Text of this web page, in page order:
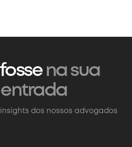
na sua
dos nossos advogados